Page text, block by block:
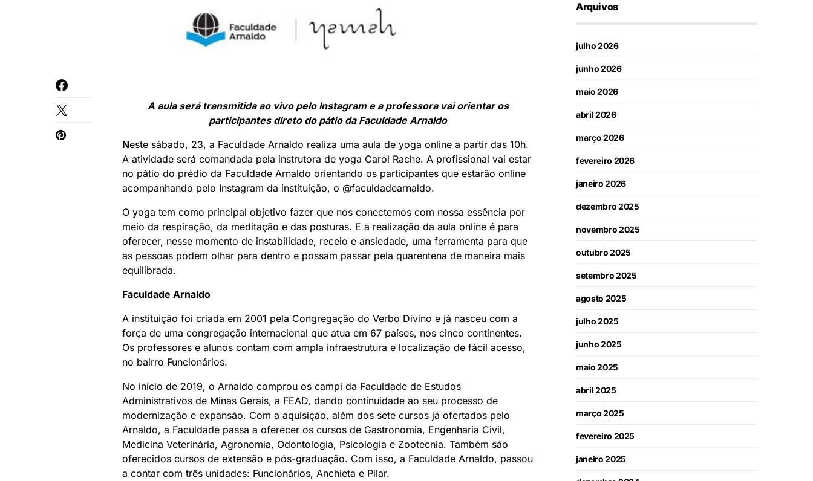
A aula será transmitida ao vivo pelo Instagram e a professora vai orientar os
participantes direto do pátio da Faculdade Arnaldo
Neste sábado, 23, a Faculdade Arnaldo realiza uma aula de yoga online a partir das 10h.
A atividade será comandada pela instrutora de yoga Carol Rache. A profissional vai estar
no pátio do prédio da Faculdade Arnaldo orientando os participantes que estarão online
acompanhando pelo Instagram da instituição, o @faculdadearnaldo.
O yoga tem como principal objetivo fazer que nos conectemos com nossa essência por
meio da respiração, da meditação e das posturas. E a realização da aula online é para
oferecer, nesse momento de instabilidade, receio e ansiedade, uma ferramenta para que
as pessoas podem olhar para dentro e possam passar pela quarentena de maneira mais
equilibrada.
Faculdade Arnaldo
A instituição foi criada em 2001 pela Congregação do Verbo Divino e já nasceu com a
força de uma congregação internacional que atua em 67 países, nos cinco continentes.
Os professores e alunos contam com ampla infraestrutura e localização de fácil acesso,
no bairro Funcionários.
No início de 2019, o Arnaldo comprou os campi da Faculdade de Estudos
Administrativos de Minas Gerais, a FEAD, dando continuidade ao seu processo de
modernização e expansão. Com a aquisição, além dos sete cursos já ofertados pelo
Arnaldo, a Faculdade passa a oferecer os cursos de Gastronomia, Engenharia Civil,
Medicina Veterinária, Agronomia, Odontologia, Psicologia e Zootecnia. Também são
oferecidos cursos de extensão e pós-graduação. Com isso, a Faculdade Arnaldo, passou
a contar com três unidades: Funcionários, Anchieta e Pilar.
Arquivos
julho 2026
junho 2026
maio 2026
abril 2026
março 2026
fevereiro 2026
janeiro 2026
dezembro 2025
novembro 2025
outubro 2025
setembro 2025
agosto 2025
julho 2025
junho 2025
maio 2025
abril 2025
março 2025
fevereiro 2025
janeiro 2025